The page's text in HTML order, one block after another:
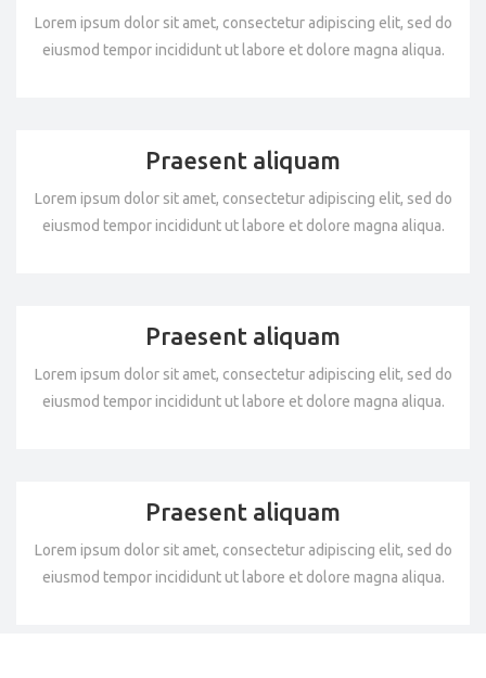
Lorem ipsum dolor sit amet, consectetur adipiscing elit, sed do
eiusmod tempor incididunt ut labore et dolore magna aliqua.
Praesent aliquam
Lorem ipsum dolor sit amet, consectetur adipiscing elit, sed do
eiusmod tempor incididunt ut labore et dolore magna aliqua.
Praesent aliquam
Lorem ipsum dolor sit amet, consectetur adipiscing elit, sed do
eiusmod tempor incididunt ut labore et dolore magna aliqua.
Praesent aliquam
Lorem ipsum dolor sit amet, consectetur adipiscing elit, sed do
eiusmod tempor incididunt ut labore et dolore magna aliqua.